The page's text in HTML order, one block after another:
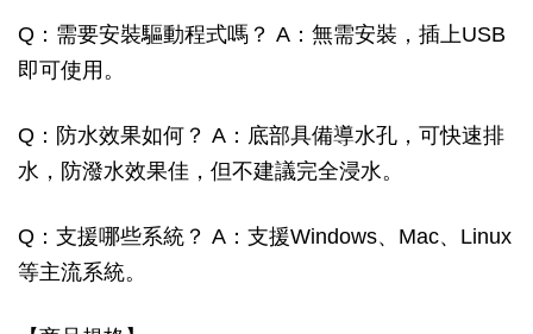
Q：需要安裝驅動程式嗎？ A：無需安裝，插上USB
即可使用。
Q：防水效果如何？ A：底部具備導水孔，可快速排
水，防潑水效果佳，但不建議完全浸水。
Q：支援哪些系統？ A：支援Windows、Mac、Linux
等主流系統。